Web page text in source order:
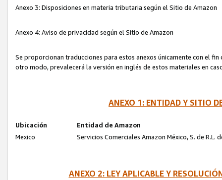
Anexo 3: Disposiciones en materia tributaria según el Sitio de Amazon
Anexo 4: Aviso de privacidad según el Sitio de Amazon
Se proporcionan traducciones para estos anexos únicamente con el
otro modo, prevalecerá la versión en inglés de estos materiales en
ANEXO 1: ENTIDAD Y SITIO
Ubicación
Entidad de Amazon
Mexico
Servicios Comerciales Amazon México, S. de R.L.
ANEXO 2: LEY APLICABLE Y